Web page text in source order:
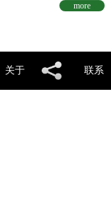
more
关于 联系